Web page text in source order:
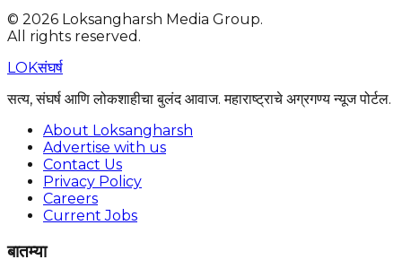
© 2026 Loksangharsh Media Group.
All rights reserved.
LOKसंघर्ष
सत्य, संघर्ष आणि लोकशाहीचा बुलंद आवाज. महाराष्ट्राचे अग्रगण्य न्यूज पोर्टल.
About Loksangharsh
Advertise with us
Contact Us
Privacy Policy
Careers
Current Jobs
बातम्या